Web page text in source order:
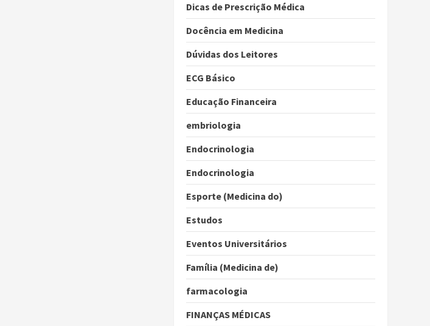
Dicas de Prescrição Médica
Docência em Medicina
Dúvidas dos Leitores
ECG Básico
Educação Financeira
embriologia
Endocrinologia
Endocrinologia
Esporte (Medicina do)
Estudos
Eventos Universitários
Família (Medicina de)
farmacologia
FINANÇAS MÉDICAS